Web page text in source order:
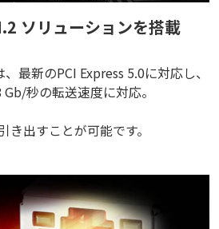
ソリューションを搭載
最新のPCI Express 5.0に対応し、
秒の転送速度に対応。
出すことが可能です。